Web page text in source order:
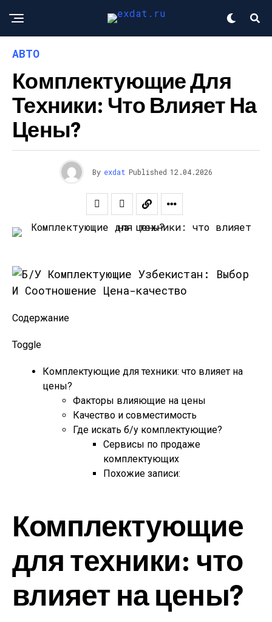
АВТО
Комплектующие Для
Техники: Что Влияет На
Цены?
By exdat Published 12.04.2026
Содержание
Toggle
Комплектующие для техники: что влияет на
цены?
Факторы влияющие на цены
Качество и совместимость
Где искать б/у комплектующие?
Сервисы по продаже
комплектующих
Похожие записи:
Комплектующие
для техники: что
влияет на цены?